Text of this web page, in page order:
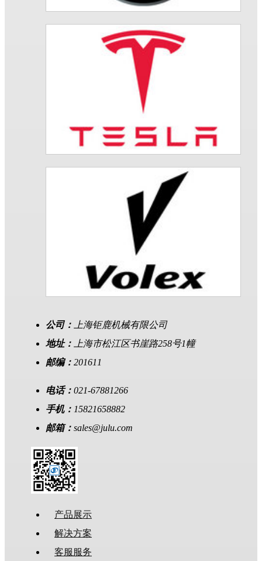
公司：
上海钜鹿机械有限公司
地址：
上海市松江区书崖路258号1幢
邮编： 201611
电话： 021-67881266
手机： 15821658882
邮箱： sales@julu.com
产品展示
解决方案
客服服务